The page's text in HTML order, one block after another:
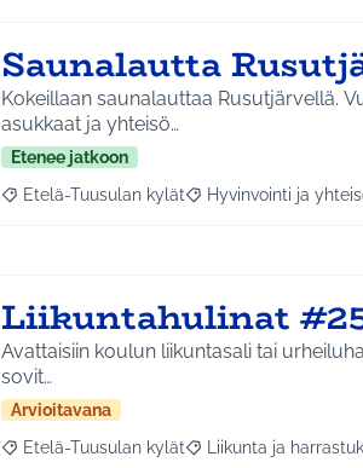
Saunalautta
Kokeillaan saunalauttaa Rusutjärvellä.
asukkaat ja yhteisö…
Etenee jatkoon
Rajaa tulokset aihepiirin mukaan: Etelä-
Etelä-Tuusulan kylät Rajaa tulokset
Hyvinvointi ja
Liikuntahulinat
Avattaisiin koulun liikuntasali tai
sovit…
Arvioitavana
Rajaa tulokset aihepiirin mukaan: Etelä-
Etelä-Tuusulan kylät Rajaa tulokset
Liikunta ja